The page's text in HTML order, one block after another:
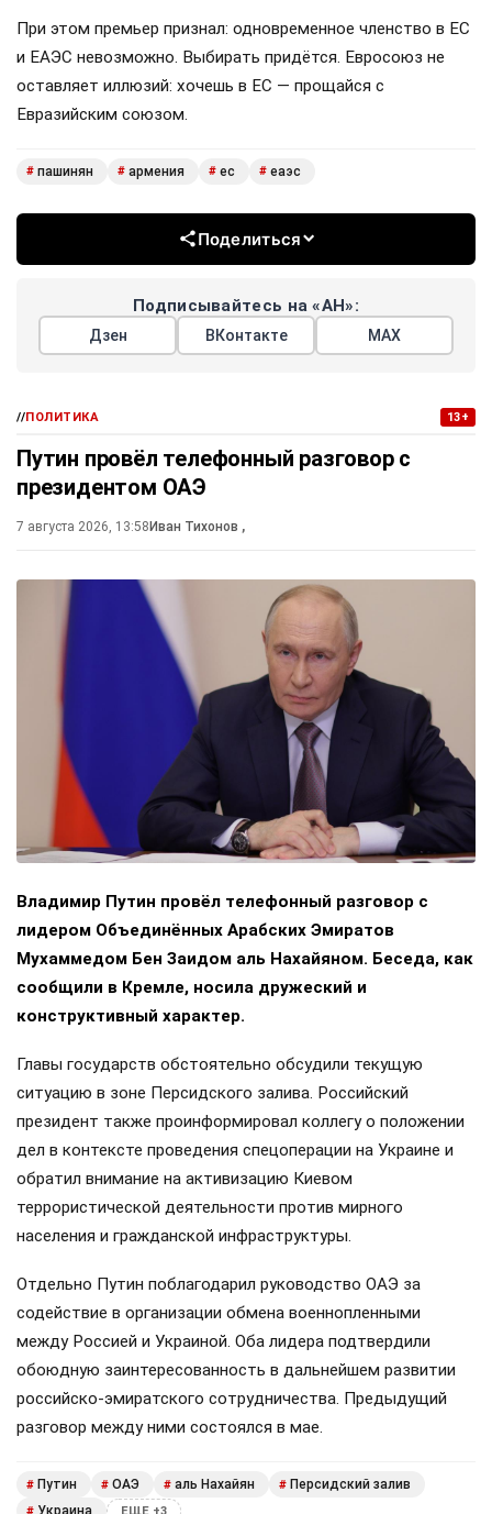
При этом премьер признал: одновременное членство в ЕС
и ЕАЭС невозможно. Выбирать придётся. Евросоюз не
оставляет иллюзий: хочешь в ЕС — прощайся с
Евразийским союзом.
# пашинян # армения # ес # еаэс
Поделиться
Подписывайтесь на «АН»:
Дзен ВКонтакте МАХ
//ПОЛИТИКА 13+
Путин провёл телефонный разговор с
президентом ОАЭ
7 августа 2026, 13:58Иван Тихонов ,
Владимир Путин провёл телефонный разговор с
лидером Объединённых Арабских Эмиратов
Мухаммедом Бен Заидом аль Нахайяном. Беседа, как
сообщили в Кремле, носила дружеский и
конструктивный характер.
Главы государств обстоятельно обсудили текущую
ситуацию в зоне Персидского залива. Российский
президент также проинформировал коллегу о положении
дел в контексте проведения спецоперации на Украине и
обратил внимание на активизацию Киевом
террористической деятельности против мирного
населения и гражданской инфраструктуры.
Отдельно Путин поблагодарил руководство ОАЭ за
содействие в организации обмена военнопленными
между Россией и Украиной. Оба лидера подтвердили
обоюдную заинтересованность в дальнейшем развитии
российско-эмиратского сотрудничества. Предыдущий
разговор между ними состоялся в мае.
# Путин # ОАЭ # аль Нахайян # Персидский залив
# ЕЩЕ +3